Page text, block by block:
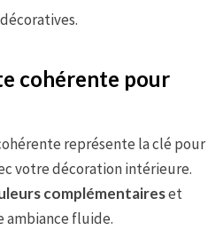
cohérente pour
représente la clé pour
votre décoration intérieure.
complémentaireset
ambiance fluide.